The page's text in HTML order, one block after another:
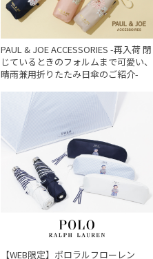
PAUL & JOE ACCESSORIES -再入荷 閉
じているときのフォルムまで可愛い、
晴雨兼用折りたたみ日傘のご紹介-
【WEB限定】ポロラルフローレン